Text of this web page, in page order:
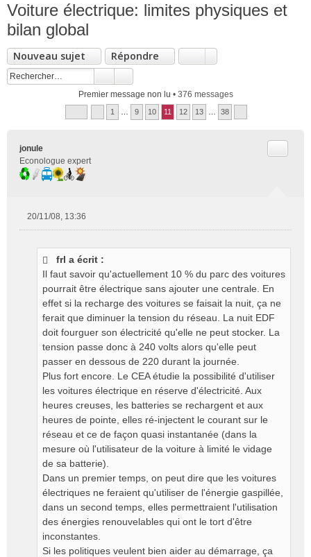
Voiture électrique: limites physiques et
bilan global
Nouveau sujet Répondre
Premier message non lu • 376 messages
1 9 10 11 12 13 38
jonule
Econologue expert
20/11/08, 13:36
frl a écrit :
Il faut savoir qu'actuellement 10 % du parc des voitures
pourrait être électrique sans ajouter une centrale. En
effet si la recharge des voitures se faisait la nuit, ça ne
ferait que diminuer la tension du réseau. La nuit EDF
doit fourguer son électricité qu'elle ne peut stocker. La
tension passe donc à 240 volts alors qu'elle peut
passer en dessous de 220 durant la journée.
Plus fort encore. Le CEA étudie la possibilité d'utiliser
les voitures électrique en réserve d'électricité. Aux
heures creuses, les batteries se rechargent et aux
heures de pointe, elles ré-injectent le courant sur le
réseau et ce de façon quasi instantanée (dans la
mesure où l'utilisateur de la voiture à limité le vidage
de sa batterie).
Dans un premier temps, on peut dire que les voitures
électriques ne feraient qu'utiliser de l'énergie gaspillée,
dans un second temps, elles permettraient l'utilisation
des énergies renouvelables qui ont le tort d'être
inconstantes.
Si les politiques veulent bien aider au démarrage, ça